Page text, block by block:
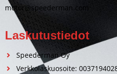
motor@speederman.com
Laskutustiedot
Speederman Oy
Verkkolaskuosoite: